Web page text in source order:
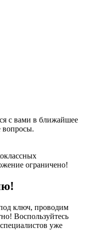
с вами в ближайшее
вопросы.
ограничено!
ключ, проводим
Воспользуйтесь
уже